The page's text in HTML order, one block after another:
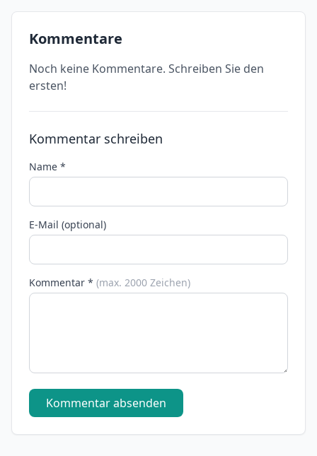
Kommentare
Noch keine Kommentare. Schreiben Sie den
ersten!
Kommentar schreiben
Name *
E-Mail (optional)
Kommentar * (max. 2000 Zeichen)
Kommentar absenden